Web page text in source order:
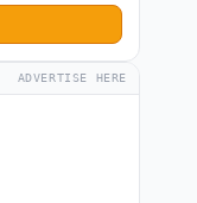
ADVERTISE HERE